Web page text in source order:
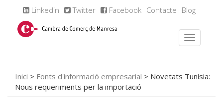
Linkedin Twitter Facebook Contacte Blog
Inici > Fonts d'informació empresarial > Novetats Tunísia:
Nous requeriments per la importació